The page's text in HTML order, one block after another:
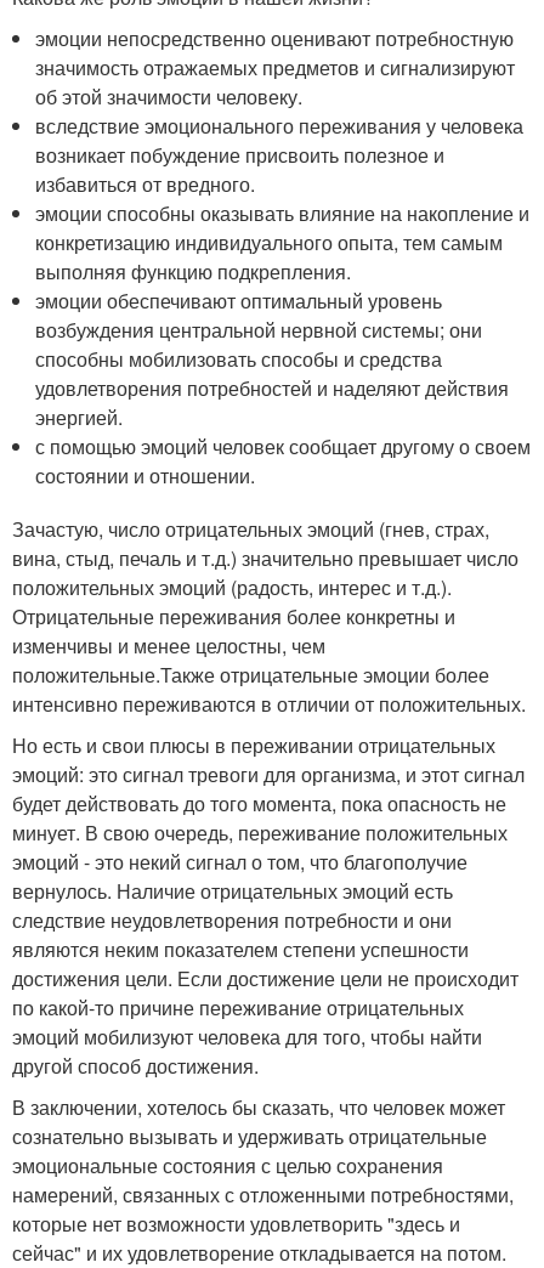
эмоции непосредственно оценивают потребностную
значимость отражаемых предметов и сигнализируют
об этой значимости человеку.
вследствие эмоционального переживания у человека
возникает побуждение присвоить полезное и
избавиться от вредного.
эмоции способны оказывать влияние на накопление и
конкретизацию индивидуального опыта, тем самым
выполняя функцию подкрепления.
эмоции обеспечивают оптимальный уровень
возбуждения центральной нервной системы; они
способны мобилизовать способы и средства
удовлетворения потребностей и наделяют действия
энергией.
с помощью эмоций человек сообщает другому о своем
состоянии и отношении.
Зачастую, число отрицательных эмоций (гнев, страх,
вина, стыд, печаль и т.д.) значительно превышает число
положительных эмоций (радость, интерес и т.д.).
Отрицательные переживания более конкретны и
изменчивы и менее целостны, чем
положительные.Также отрицательные эмоции более
интенсивно переживаются в отличии от положительных.
Но есть и свои плюсы в переживании отрицательных
эмоций: это сигнал тревоги для организма, и этот сигнал
будет действовать до того момента, пока опасность не
минует. В свою очередь, переживание положительных
эмоций - это некий сигнал о том, что благополучие
вернулось. Наличие отрицательных эмоций есть
следствие неудовлетворения потребности и они
являются неким показателем степени успешности
достижения цели. Если достижение цели не происходит
по какой-то причине переживание отрицательных
эмоций мобилизуют человека для того, чтобы найти
другой способ достижения.
В заключении, хотелось бы сказать, что человек может
сознательно вызывать и удерживать отрицательные
эмоциональные состояния с целью сохранения
намерений, связанных с отложенными потребностями,
которые нет возможности удовлетворить "здесь и
сейчас" и их удовлетворение откладывается на потом.